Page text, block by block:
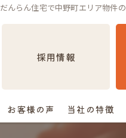
だんらん住宅で中野町エリア物件
採用情報
お客様の声 当社の特徴